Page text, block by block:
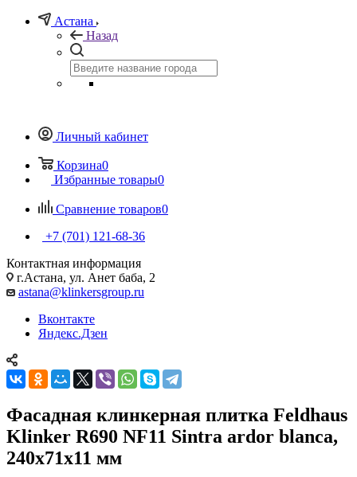
Астана
Назад
Личный кабинет
Корзина0
Избранные товары0
Сравнение товаров0
+7 (701) 121-68-36
Контактная информация
г.Астана, ул. Анет баба, 2
astana@klinkersgroup.ru
Вконтакте
Яндекс.Дзен
Фасадная клинкерная плитка Feldhaus
Klinker R690 NF11 Sintra ardor blanca,
240х71х11 мм